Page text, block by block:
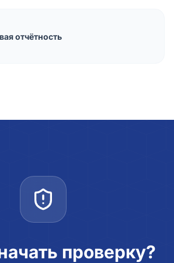
отчётность
проверку?